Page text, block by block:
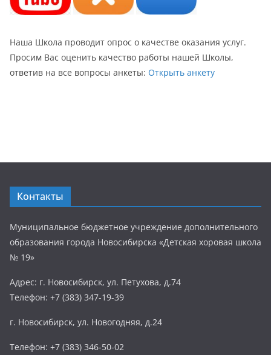
Наша Школа проводит опрос о качестве оказания услуг.
Просим Вас оценить качество работы нашей Школы,
ответив на все вопросы анкеты: Открыть анкету
Контакты
Муниципальное бюджетное учреждение дополнительного
образования города Новосибирска «Детская хоровая школа
№ 19»
Адрес: г. Новосибирск, ул. Петухова, д.74
Телефон: +7 (383) 347-19-39
г. Новосибирск, ул. Новогодняя, д.24
Телефон: +7 (383) 346-50-02